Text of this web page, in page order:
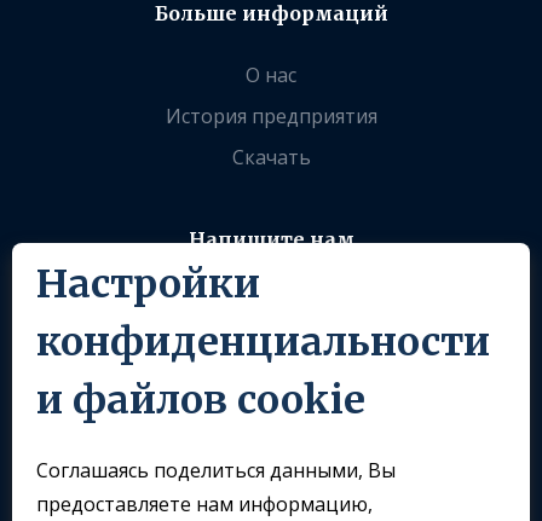
Больше информаций
О нас
История предприятия
Скачать
Напишите нам
info@sklomoravia.com
Следуйте за нами
Настройки
конфиденциальности
и файлов cookie
Соглашаясь поделиться данными, Вы
предоставляете нам информацию,